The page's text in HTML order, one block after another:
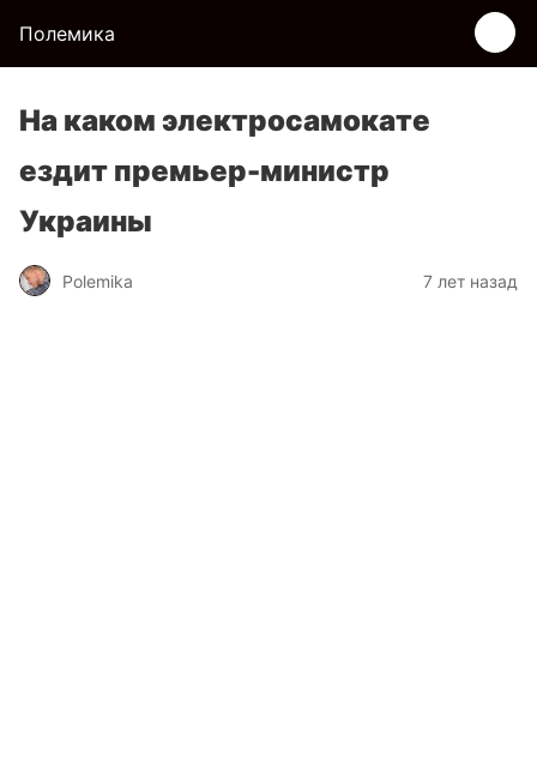
Полемика
На каком электросамокате
ездит премьер-министр
Украины
Polemika 7 лет назад